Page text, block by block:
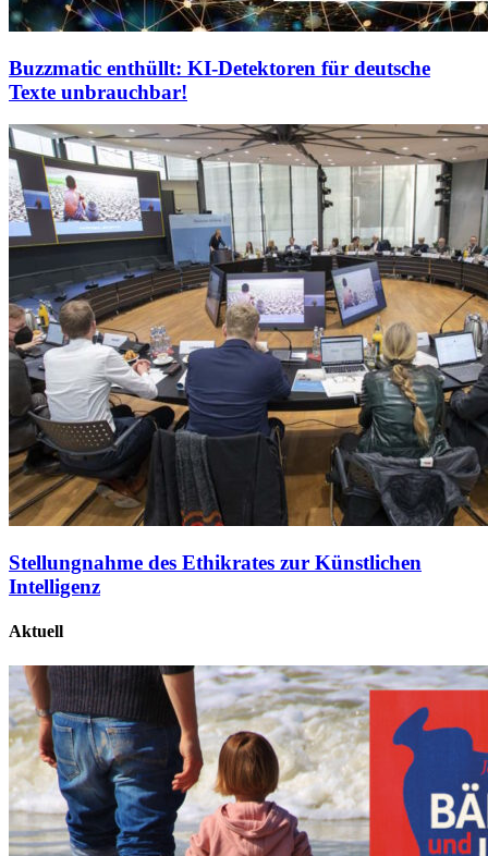
Buzzmatic enthüllt: KI-Detektoren für deutsche
Texte unbrauchbar!
Stellungnahme des Ethikrates zur Künstlichen
Intelligenz
Aktuell